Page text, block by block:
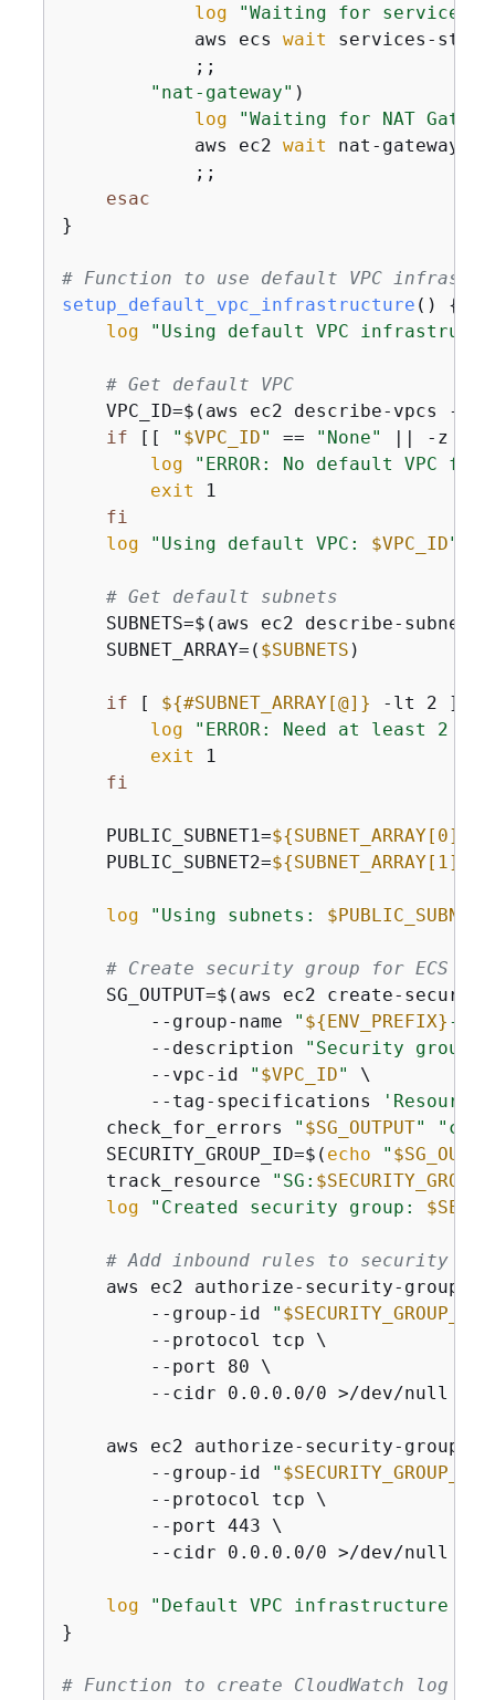
log "Waiting for service
            aws ecs
wait services-
            ;;
"nat-gateway" )
log
"Waiting for NAT
            aws ec2
wait nat-gateway-
            ;;
esac
}
# Function to use default VPC
setup_default_vpc_infrastructure () {
log
"Using default VPC
# Get default VPC
VPC_ID=$(aws ec2 describe-vpcs --
if [[ " $VPC_ID" == "None" || -z
log
"ERROR: No default VPC
exit 1
fi
log
"Using default VPC: $VPC_ID"
# Get default subnets
SUBNETS=$(aws ec2 describe-
    SUBNET_ARRAY=(
$SUBNETS )
if [ ${#SUBNET_ARRAY[@]} -lt 2 ];
log
"ERROR: Need at least 2
exit 1
fi
    PUBLIC_SUBNET1=
${SUBNET_ARRAY[0]}
    PUBLIC_SUBNET2=
${SUBNET_ARRAY[1]}
log "Using subnets: $PUBLIC_SUBNET1
# Create security group for ECS
SG_OUTPUT=$(aws ec2 create-
        --group-name
" ${ENV_PREFIX} -
        --description
"Security group
        --vpc-id
" $VPC_ID"
\
        --tag-specifications
    check_for_errors
" $SG_OUTPUT"
    SECURITY_GROUP_ID=$(
echo "
    track_resource
"SG:
log
"Created security group:
# Add inbound rules to security
aws ec2 authorize-security-group-
        --group-id
" $SECURITY_GROUP_ID
        --protocol tcp \
        --port 80 \
--cidr 0.0.0.0/0 >/dev/null
aws ec2 authorize-security-group-
        --group-id
" $SECURITY_GROUP_ID
        --protocol tcp \
        --port 443 \
--cidr 0.0.0.0/0 >/dev/null
log
"Default VPC infrastructure
}
# Function to create CloudWatch log